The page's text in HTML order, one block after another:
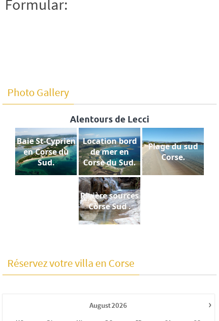
Formular:
Photo Gallery
Alentours de Lecci
Baie St-Cyprien
en Corse du
Sud.
Location bord
de mer en
Corse du Sud.
Plage du sud
Corse.
Rivière sources
Corse Sud .
Réservez votre villa en Corse
›
August2026